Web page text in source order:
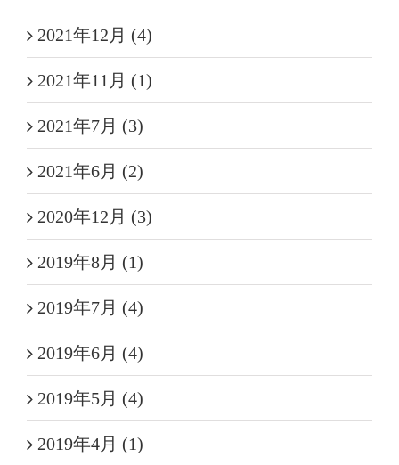
2021年12月 (4)
2021年11月 (1)
2021年7月 (3)
2021年6月 (2)
2020年12月 (3)
2019年8月 (1)
2019年7月 (4)
2019年6月 (4)
2019年5月 (4)
2019年4月 (1)